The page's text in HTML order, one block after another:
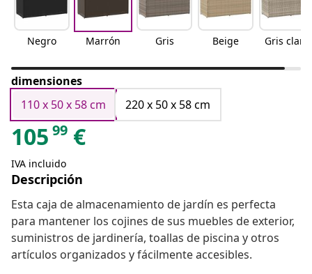
Negro Marrón Gris Beige Gris claro
dimensiones
110 x 50 x 58 cm
220 x 50 x 58 cm
105 99 €
IVA incluido
Descripción
Esta caja de almacenamiento de jardín es perfecta
para mantener los cojines de sus muebles de exterior,
suministros de jardinería, toallas de piscina y otros
artículos organizados y fácilmente accesibles.